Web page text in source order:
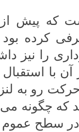
که پیش
کرده بود
را نیز
با
حرکت رو به
که چگونه می
در سطح